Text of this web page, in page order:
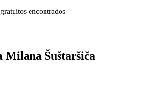
encontrados
Milana Šuštaršiča